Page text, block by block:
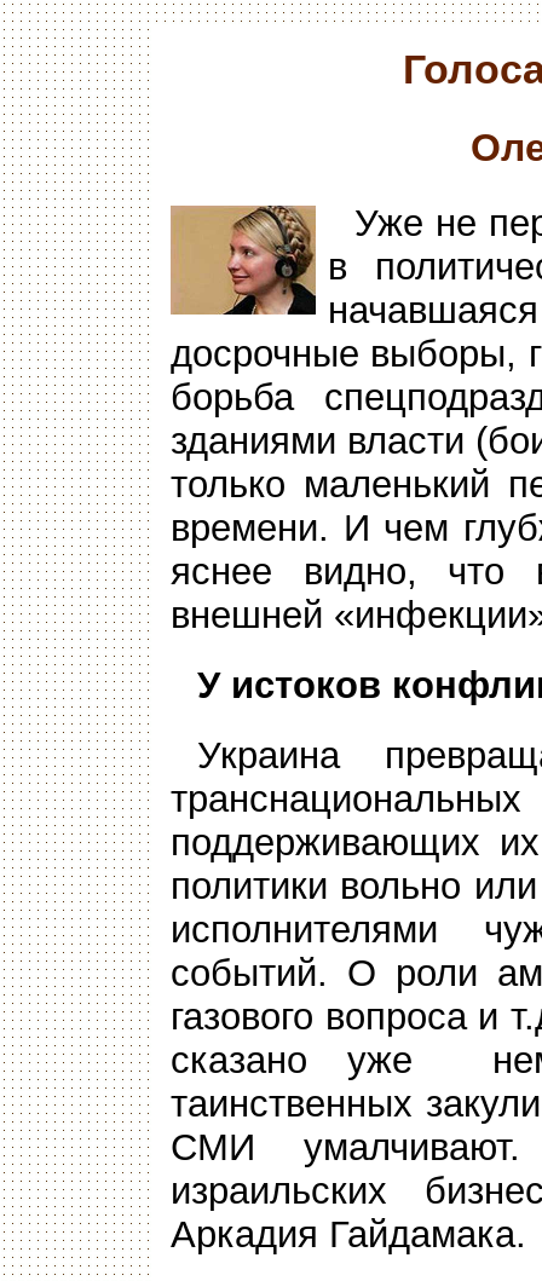
Уже не
в
досрочные выборы,
борьба
зданиями власти
только маленький
времени. И чем
яснее видно, что
внешней
У истоков
Украина
поддерживающих
политики вольно
исполнителями
событий. О роли
газового вопроса и
сказано уже
таинственных
СМИ
израильских
Аркадия